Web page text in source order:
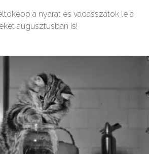
a nyarat és vadásszátok le a
augusztusban is!